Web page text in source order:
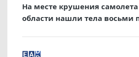
На месте крушения
области нашли тела восьми